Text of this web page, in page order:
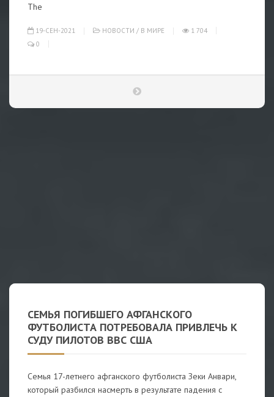
The
19-СЕН-2021 НОВОСТИ / В МИРЕ
1 704
0
СЕМЬЯ ПОГИБШЕГО АФГАНСКОГО
ФУТБОЛИСТА ПОТРЕБОВАЛА ПРИВЛЕЧЬ К
СУДУ ПИЛОТОВ ВВС США
Семья 17-летнего афганского футболиста Зеки Анвари,
который разбился насмерть в результате падения с